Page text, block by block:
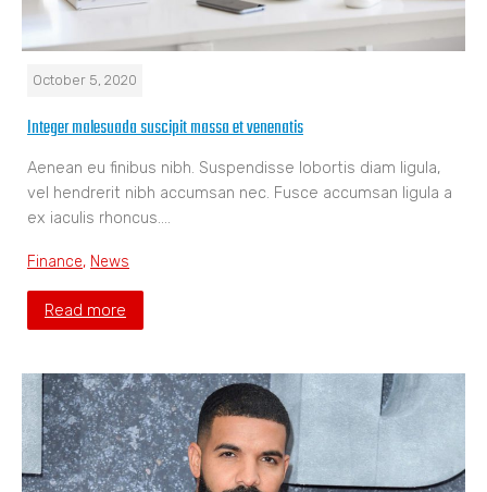
October 5, 2020
Integer malesuada suscipit massa et venenatis
Aenean eu finibus nibh. Suspendisse lobortis diam ligula,
vel hendrerit nibh accumsan nec. Fusce accumsan ligula a
ex iaculis rhoncus.…
Finance, News
Read more